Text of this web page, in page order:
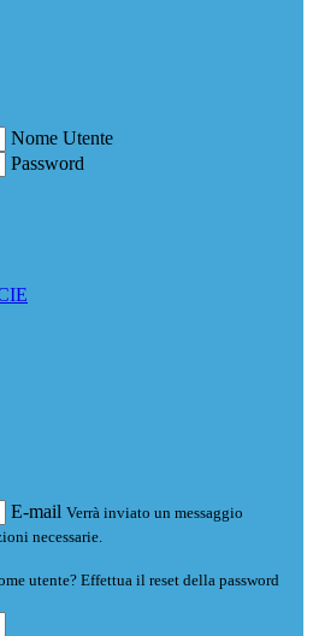
Nome Utente
Password
E-mail Verrà inviato un messaggio
necessarie.
utente? Effettua il reset della password